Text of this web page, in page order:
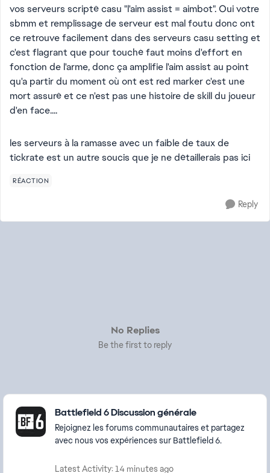
vos serveurs scripté casu "l'aim assist = aimbot". Oui votre
sbmm et remplissage de serveur est mal foutu donc ont
ce retrouve facilement dans des serveurs casu setting et
c'est flagrant que pour touché faut moins d'effort en
fonction de l'arme, donc ça amplifie l'aim assist au point
qu'a partir du moment où ont est red marker c'est une
mort assuré et ce n'est pas une histoire de skill du joueur
d'en face....
les serveurs à la ramasse avec un faible de taux de
tickrate est un autre soucis que je ne détaillerais pas ici
RÉACTION
Reply
No Replies
Be the first to reply
Featured Places
Battlefield 6 Discussion générale
Rejoignez les forums communautaires et partagez
avec nous vos expériences sur Battlefield 6.
Latest Activity: 14 minutes ago